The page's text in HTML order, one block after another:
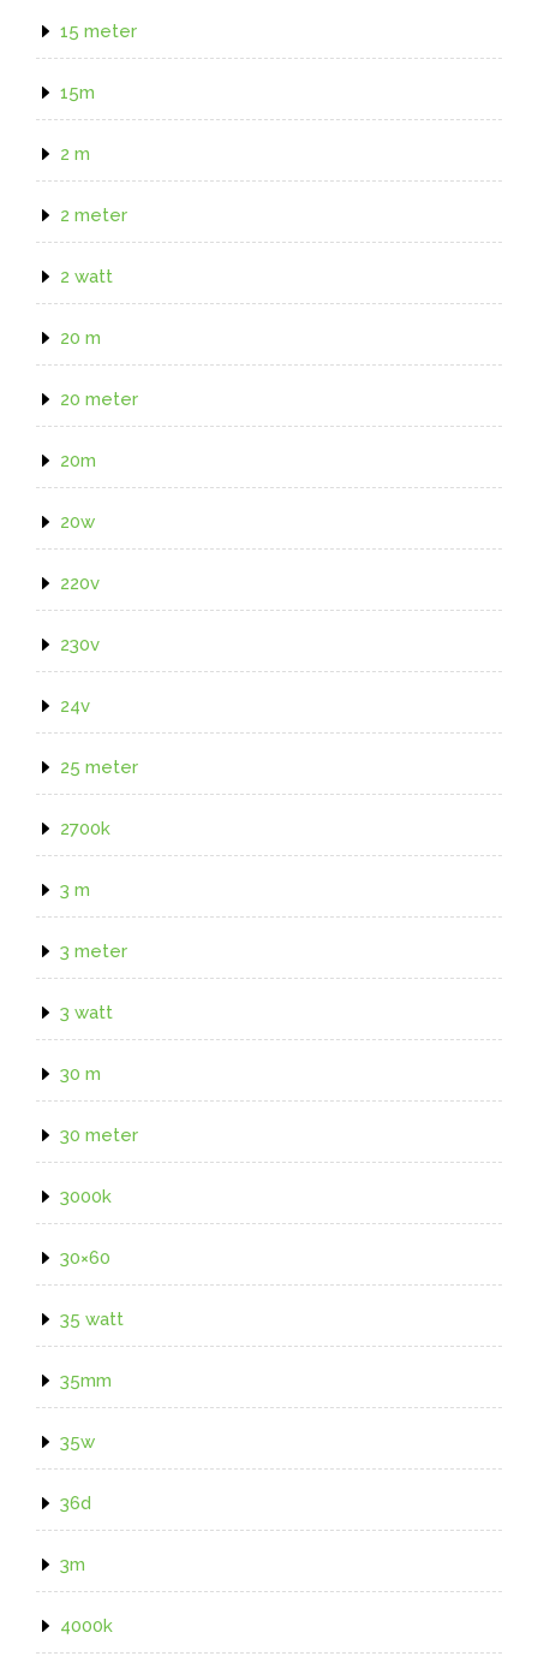
15 meter
15m
2 m
2 meter
2 watt
20 m
20 meter
20m
20w
220v
230v
24v
25 meter
2700k
3 m
3 meter
3 watt
30 m
30 meter
3000k
30×60
35 watt
35mm
35w
36d
3m
4000k